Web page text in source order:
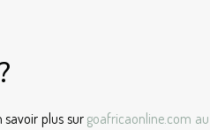
savoir plus sur goafricaonline.com au